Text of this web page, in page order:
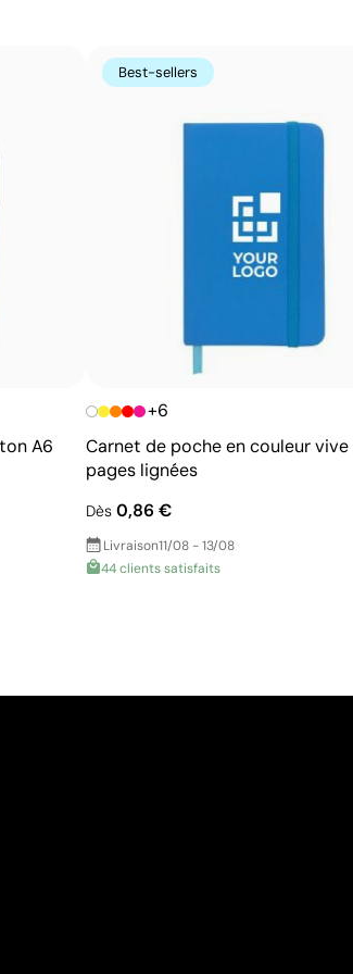
sur surfaces incurvées et
des textes et logos
pour les grandes quantités
A6
Best-sellers
+6
Carnet de poche en couleur vive
pages lignées
Dès0,86 €
Livraison11/08 - 13/08
44 clients satisfaits